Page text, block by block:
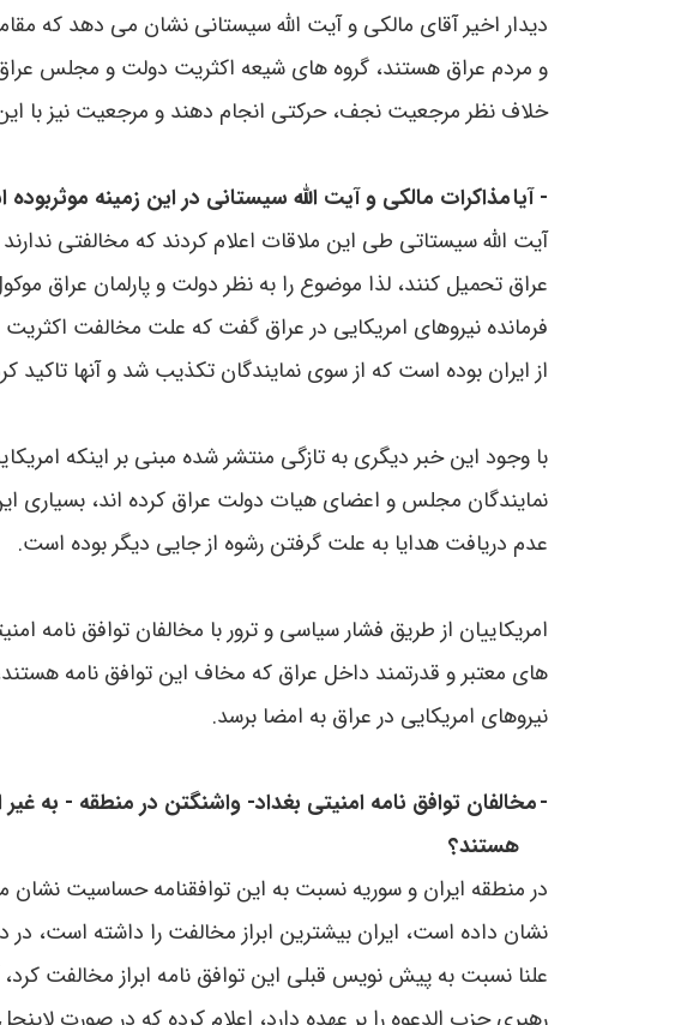
دیدار اخیر آقای مالکی و آیت الله سیستانی نشان می دهد که
و مردم عراق هستند، گروه های شیعه اکثریت دولت و مجلس عراق
خلاف نظر مرجعیت نجف، حرکتی انجام دهند و مرجعیت نیز با
- آیامذاکرات مالکی و آیت الله سیستانی در این زمینه
آیت الله سیستاتی طی این ملاقات اعلام کردند که مخالفتی
عراق تحمیل کنند، لذا موضوع را به نظر دولت و پارلمان عراق
فرمانده نیروهای امریکایی در عراق گفت که علت مخالفت
از ایران بوده است که از سوی نمایندگان تکذیب شد و آنها تاکید
با وجود این خبر دیگری به تازگی منتشر شده مبنی بر اینکه
نمایندگان مجلس و اعضای هیات دولت عراق کرده اند، بسیاری این
عدم دریافت هدایا به علت گرفتن رشوه از جایی دیگر بوده است.
امریکاییان از طریق فشار سیاسی و ترور با مخالفان توافق نامه
های معتبر و قدرتمند داخل عراق که مخاف این توافق نامه
نیروهای امریکایی در عراق به امضا برسد.
-مخالفان توافق نامه امنیتی بغداد- واشنگتن در منطقه - به
هستند؟
در منطقه ایران و سوریه نسبت به این توافقنامه حساسیت
نشان داده است، ایران بیشترین ابراز مخالفت را داشته است،
علنا نسبت به پیش نویس قبلی این توافق نامه ابراز مخالفت